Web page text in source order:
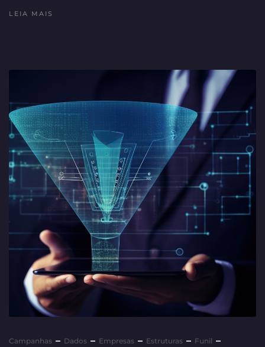
LEIA MAIS
Campanhas Dados Empresas Estruturas
Funil